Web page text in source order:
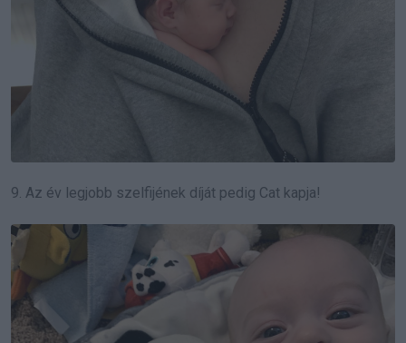
9. Az év legjobb szelfijének díját pedig Cat kapja!